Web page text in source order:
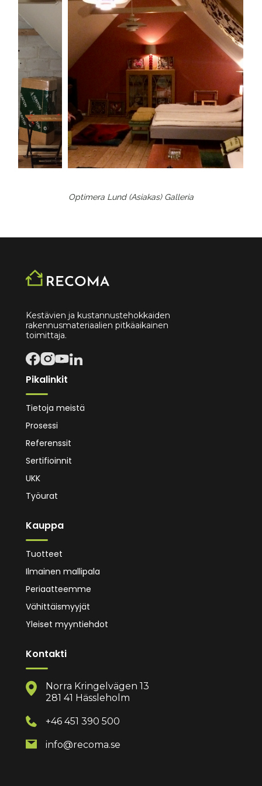
Optimera Lund (Asiakas)Galleria
Kestävien ja kustannustehokkaiden
rakennusmateriaalien pitkäaikainen
toimittaja.
Pikalinkit
Tietoja meistä
Prosessi
Referenssit
Sertifioinnit
UKK
Työurat
Kauppa
Tuotteet
Ilmainen mallipala
Periaatteemme
Vähittäismyyjät
Yleiset myyntiehdot
Kontakti
Norra Kringelvägen 13
281 41 Hässleholm
+46 451 390 500
info@recoma.se